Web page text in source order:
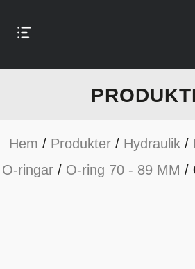
Hem / Produkter/ Hydraulik/
O-ringar/ O-ring 70 - 89 MM /